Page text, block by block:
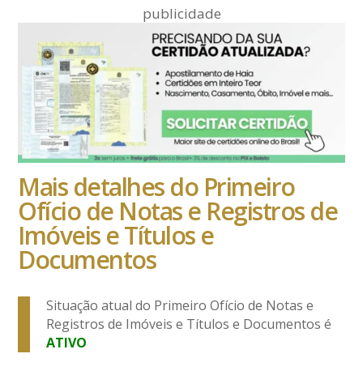
publicidade
Mais detalhes do Primeiro
Ofício de Notas e Registros de
Imóveis e Títulos e
Documentos
Situação atual do Primeiro Ofício de Notas e
Registros de Imóveis e Títulos e Documentos é
ATIVO